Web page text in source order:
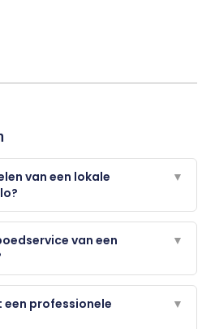
van een lokale
▼
van een
▼
een professionele
▼